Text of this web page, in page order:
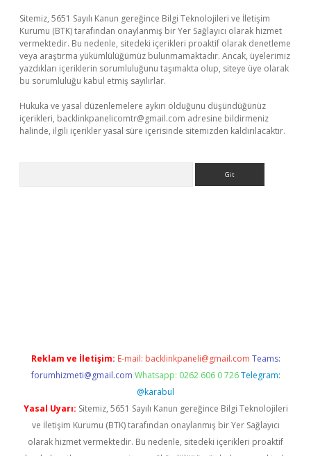
Sitemiz, 5651 Sayılı Kanun gereğince Bilgi Teknolojileri ve İletişim
Kurumu (BTK) tarafından onaylanmış bir Yer Sağlayıcı olarak hizmet
vermektedir. Bu nedenle, sitedeki içerikleri proaktif olarak denetleme
veya araştırma yükümlülüğümüz bulunmamaktadır. Ancak, üyelerimiz
yazdıkları içeriklerin sorumluluğunu taşımakta olup, siteye üye olarak
bu sorumluluğu kabul etmiş sayılırlar.
Hukuka ve yasal düzenlemelere aykırı olduğunu düşündüğünüz
içerikleri, backlinkpanelicomtr@gmail.com adresine bildirmeniz
halinde, ilgili içerikler yasal süre içerisinde sitemizden kaldırılacaktır.
Reklam ve İletişim: E-mail: backlinkpaneli@gmail.com Teams:
forumhizmeti@gmail.com Whatsapp: 0262 606 0 726 Telegram:
@karabul
Yasal Uyarı: Sitemiz, 5651 Sayılı Kanun gereğince Bilgi Teknolojileri
ve İletişim Kurumu (BTK) tarafından onaylanmış bir Yer Sağlayıcı
olarak hizmet vermektedir. Bu nedenle, sitedeki içerikleri proaktif